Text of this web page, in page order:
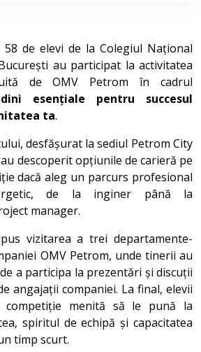
de elevi de la Colegiul Național
au participat la activitatea
de OMV Petrom în cadrul
esențiale pentru succesul
ta.
desfășurat la sediul Petrom City
descoperit opțiunile de carieră pe
dacă aleg un parcurs profesional
de la inginer până la
manager.
vizitarea a trei departamente-
OMV Petrom, unde tinerii au
a participa la prezentări și discuții
angajații companiei. La final, elevii
menită să le pună la
spiritul de echipă și capacitatea
timp scurt.